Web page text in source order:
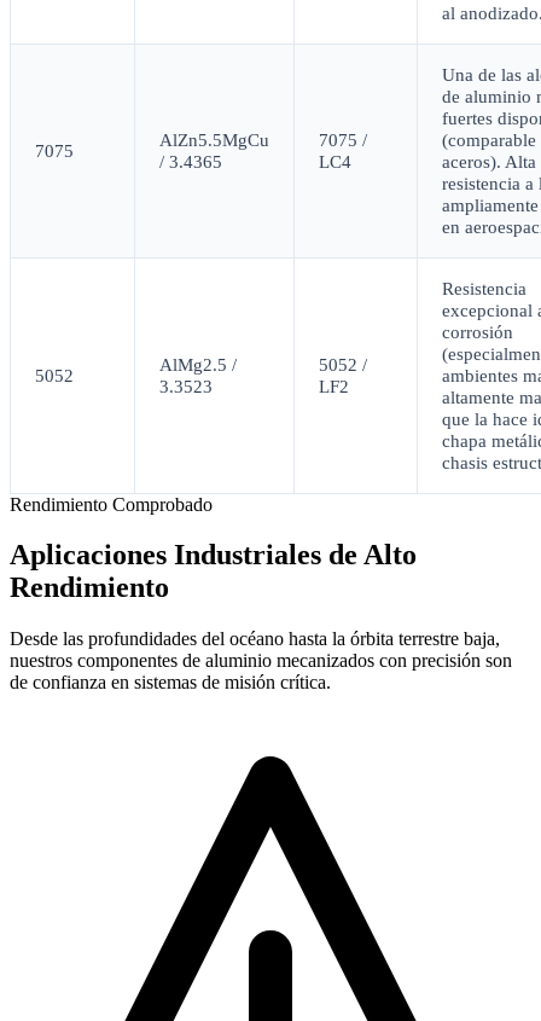
al
7075
AlZn5.5MgCu
/ 3.4365
7075 /
LC4
Una de las
de aluminio
fuertes
(comparable
aceros). Alta
resistencia a
en
5052
AlMg2.5 /
3.3523
5052 /
LF2
Resistencia
excepcional
corrosión
ambientes
altamente
que la hace
chapa
chasis
Rendimiento Comprobado
Aplicaciones Industriales de Alto
Rendimiento
Desde las profundidades del océano hasta la órbita terrestre baja,
nuestros componentes de aluminio mecanizados con precisión son
de confianza en sistemas de misión crítica.